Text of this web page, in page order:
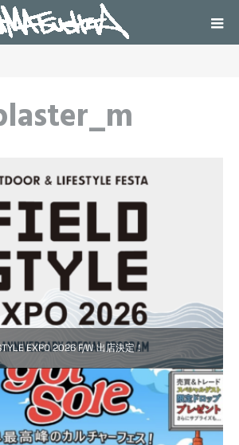
EXPO 2026 F/W 出店決定！